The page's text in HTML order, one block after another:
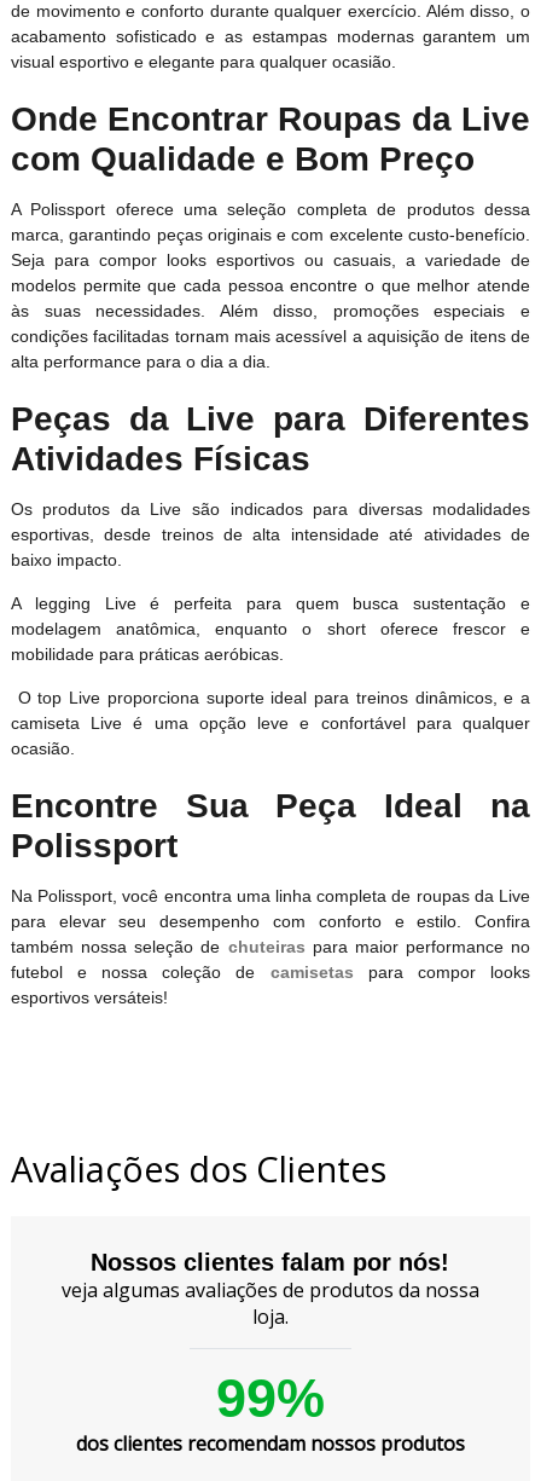
de movimento e conforto durante qualquer exercício. Além disso, o
acabamento sofisticado e as estampas modernas garantem um
visual esportivo e elegante para qualquer ocasião.
Onde Encontrar Roupas da Live
com Qualidade e Bom Preço
A Polissport oferece uma seleção completa de produtos dessa
marca, garantindo peças originais e com excelente custo-benefício.
Seja para compor looks esportivos ou casuais, a variedade de
modelos permite que cada pessoa encontre o que melhor atende
às suas necessidades. Além disso, promoções especiais e
condições facilitadas tornam mais acessível a aquisição de itens de
alta performance para o dia a dia.
Peças da Live para Diferentes
Atividades Físicas
Os produtos da Live são indicados para diversas modalidades
esportivas, desde treinos de alta intensidade até atividades de
baixo impacto.
A legging Live é perfeita para quem busca sustentação e
modelagem anatômica, enquanto o short oferece frescor e
mobilidade para práticas aeróbicas.
O top Live proporciona suporte ideal para treinos dinâmicos, e a
camiseta Live é uma opção leve e confortável para qualquer
ocasião.
Encontre Sua Peça Ideal na
Polissport
Na Polissport, você encontra uma linha completa de roupas da Live
para elevar seu desempenho com conforto e estilo. Confira
também nossa seleção de chuteiras para maior performance no
futebol e nossa coleção de
camisetas para compor looks
esportivos versáteis!
Avaliações dos Clientes
Nossos clientes falam por nós!
veja algumas avaliações de produtos da nossa
loja.
99%
dos clientes recomendam nossos produtos